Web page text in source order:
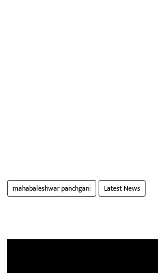
mahabaleshwar panchgani Latest News